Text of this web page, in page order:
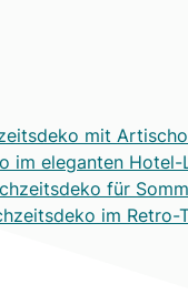
mit
im eleganten Hotel-
für
im Retro-